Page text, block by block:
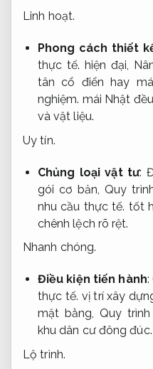
Linh hoạt.
Phong cách thiết
thực tế. hiện đại,
tân cổ điển hay
nghiệm. mái Nhật
và vật liệu.
Uy tín.
Chủng loại vật tư:
gói cơ bản, Quy
nhu cầu thực tế. tốt
chênh lệch rõ rệt.
Nhanh chóng.
Điều kiện tiến hành:
thực tế. vị trí xây
mặt bằng, Quy
khu dân cư đông đúc.
Lộ trình.